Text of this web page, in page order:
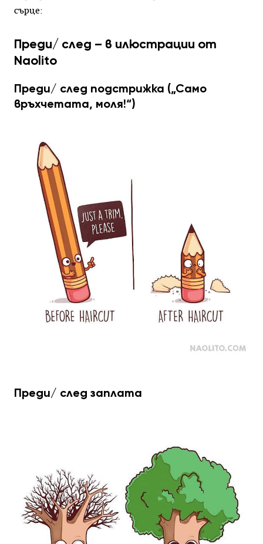
сърце:
Преди/ след – в илюстрации от
Naolito
Преди/ след подстрижка („Само
връхчетата, моля!“)
Преди/ след заплата